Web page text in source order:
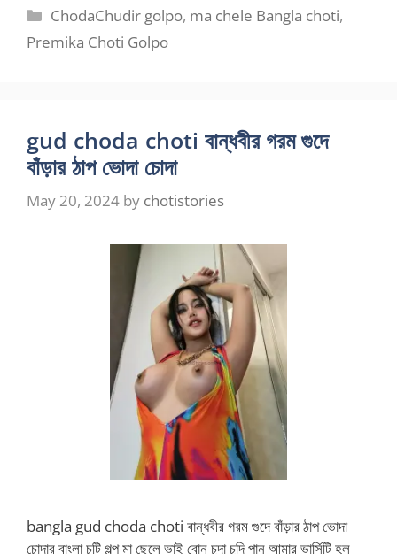
Categories
ChodaChudir golpo, ma chele Bangla choti,
Premika Choti Golpo
gud choda choti বান্ধবীর গরম গুদে
বাঁড়ার ঠাপ ভোদা চোদা
May 20, 2024 by chotistories
bangla gud choda choti বান্ধবীর গরম গুদে বাঁড়ার ঠাপ ভোদা
চোদার বাংলা চটি গল্প মা ছেলে ভাই বোন চুদা চুদি পানু আমার ভার্সিটি হল